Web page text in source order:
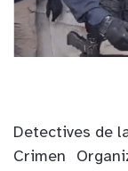
Detectives de
Crimen